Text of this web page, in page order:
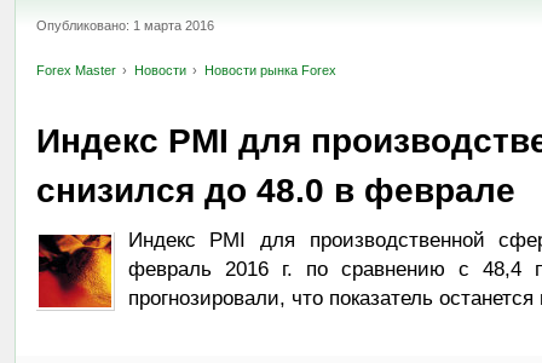
Опубликовано: 1 марта 2016
Forex Master Новости Новости рынка Forex
Индекс PMI для
снизился до 48.0 в феврале
Индекс PMI для производственной
февраль 2016 г. по сравнению с 48,4
прогнозировали, что показатель